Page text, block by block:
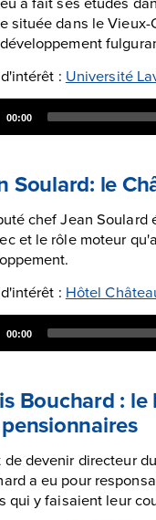
située dans le
: Université
00:00
Soulard: le
chef Jean
et le rôle moteur
: Hôtel
00:00
Bouchard :
de devenir directeur
a eu pour
qui y faisaient leur